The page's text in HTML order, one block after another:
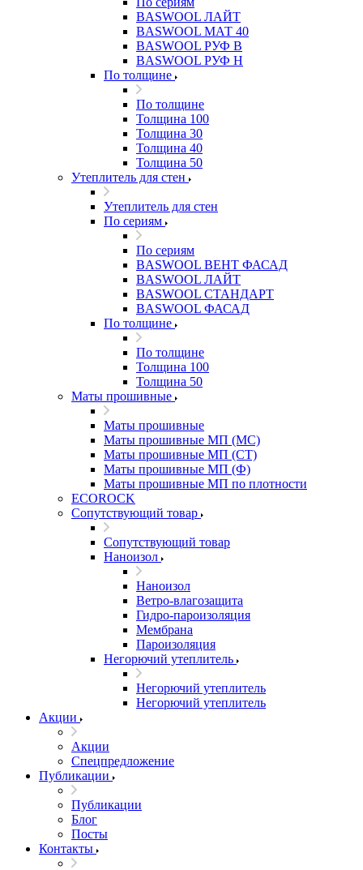
BASWOOL ЛАЙТ
BASWOOL МАТ 40
BASWOOL РУФ В
BASWOOL РУФ Н
По толщине
По толщине
Толщина 100
Толщина 30
Толщина 40
Толщина 50
Утеплитель для стен
Утеплитель для стен
По сериям
По сериям
BASWOOL ВЕНТ ФАСАД
BASWOOL ЛАЙТ
BASWOOL СТАНДАРТ
BASWOOL ФАСАД
По толщине
По толщине
Толщина 100
Толщина 50
Маты прошивные
Маты прошивные
Маты прошивные МП (МС)
Маты прошивные МП (СТ)
Маты прошивные МП (Ф)
Маты прошивные МП по плотности
ECOROCK
Сопутствующий товар
Сопутствующий товар
Наноизол
Наноизол
Ветро-влагозащита
Гидро-пароизоляция
Мембрана
Пароизоляция
Негорючий утеплитель
Негорючий утеплитель
Негорючий утеплитель
Акции
Акции
Спецпредложение
Публикации
Публикации
Блог
Посты
Контакты